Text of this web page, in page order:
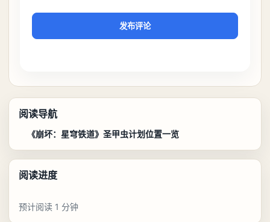
发布评论
阅读导航
《崩坏：星穹铁道》圣甲虫计划位置一览
阅读进度
预计阅读 1 分钟